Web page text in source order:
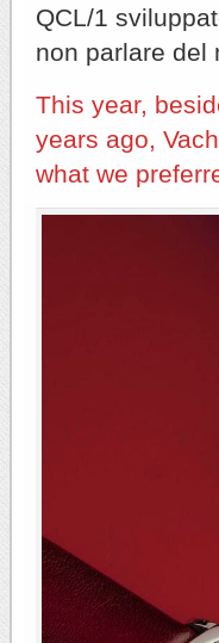
QCL/1
non parlare del
This year,
years ago,
what we